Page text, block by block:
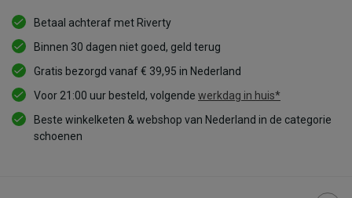
Betaal achteraf met Riverty
Binnen 30 dagen niet goed, geld terug
Gratis bezorgd vanaf € 39,95 in Nederland
Voor 21:00 uur besteld, volgende werkdag in huis*
Beste winkelketen & webshop van Nederland in de categorie
schoenen